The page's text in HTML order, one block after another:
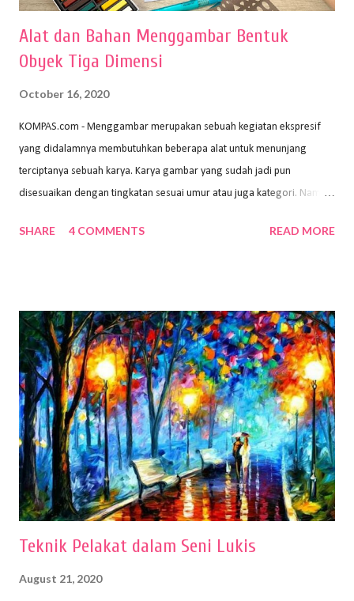
Alat dan Bahan Menggambar Bentuk
Obyek Tiga Dimensi
October 16, 2020
KOMPAS.com - Menggambar merupakan sebuah kegiatan ekspresif
yang didalamnya membutuhkan beberapa alat untuk menunjang
terciptanya sebuah karya. Karya gambar yang sudah jadi pun
disesuaikan dengan tingkatan sesuai umur atau juga kategori. Namun,
sehingga hasilnya bisa dilihat. Peran alat dan bahan sangat
memiliki spesifikasi berbeda sesuai jenisnya. Berikut peralatan
menggambar bentuk: 1. Kertas Gambar Kegiatan menggambar
membutuhkan kertas yang baik agar proses pembuatan gambar lebih
nyaman dan maksimal. Bahan kertas yang baik salah satu syaratnya
adalah tidak mudah sobek, mengingat menggambar merupakan
proses menggores dan menghapus. Kertas adalah bahan yang paling
ideal digunakan untuk menggambar. Dalam menggambar
menggunakan pen...
SHARE 4 COMMENTS READ MORE
Teknik Pelakat dalam Seni Lukis
August 21, 2020